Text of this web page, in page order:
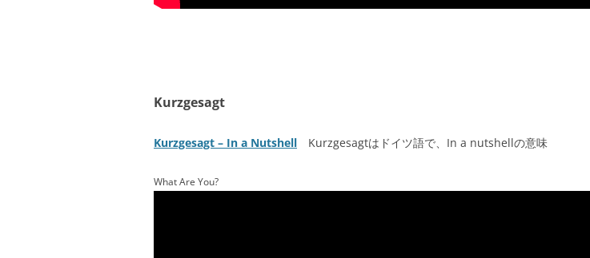
Kurzgesagt
Kurzgesagt – In a Nutshell Kurzgesagtはドイツ語で、In a nutshellの意味
What Are You?